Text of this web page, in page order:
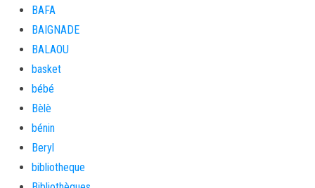
BAFA
BAIGNADE
BALAOU
basket
bébé
Bèlè
bénin
Beryl
bibliotheque